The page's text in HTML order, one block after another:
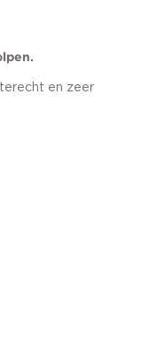
en zeer